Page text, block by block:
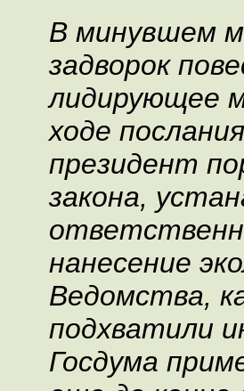
В минувшем
задворок
лидирующее
ходе
президент
закона,
нанесение
Ведомства,
подхватили
Госдума